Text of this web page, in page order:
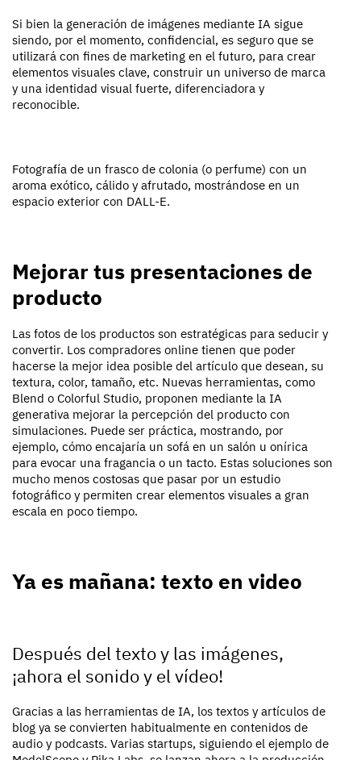
Si bien la generación de imágenes mediante IA sigue
siendo, por el momento, confidencial, es seguro que se
utilizará con fines de marketing en el futuro, para crear
elementos visuales clave, construir un universo de marca
y una identidad visual fuerte, diferenciadora y
reconocible.
Fotografía de un frasco de colonia (o perfume) con un
aroma exótico, cálido y afrutado, mostrándose en un
espacio exterior con DALL-E.
Mejorar tus presentaciones de
producto
Las fotos de los productos son estratégicas para seducir y
convertir. Los compradores online tienen que poder
hacerse la mejor idea posible del artículo que desean, su
textura, color, tamaño, etc. Nuevas herramientas, como
Blend o Colorful Studio, proponen mediante la IA
generativa mejorar la percepción del producto con
simulaciones. Puede ser práctica, mostrando, por
ejemplo, cómo encajaría un sofá en un salón u onírica
para evocar una fragancia o un tacto. Estas soluciones son
mucho menos costosas que pasar por un estudio
fotográfico y permiten crear elementos visuales a gran
escala en poco tiempo.
Ya es mañana: texto en video
Después del texto y las imágenes,
¡ahora el sonido y el vídeo!
Gracias a las herramientas de IA, los textos y artículos de
blog ya se convierten habitualmente en contenidos de
audio y podcasts. Varias startups, siguiendo el ejemplo de